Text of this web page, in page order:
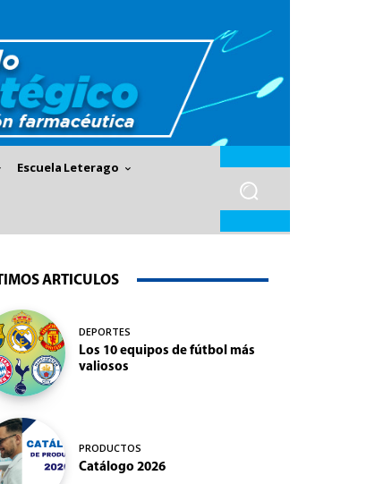
Escuela Leterago
ARTICULOS
DEPORTES
Los 10 equipos de fútbol más
valiosos
PRODUCTOS
Catálogo 2026